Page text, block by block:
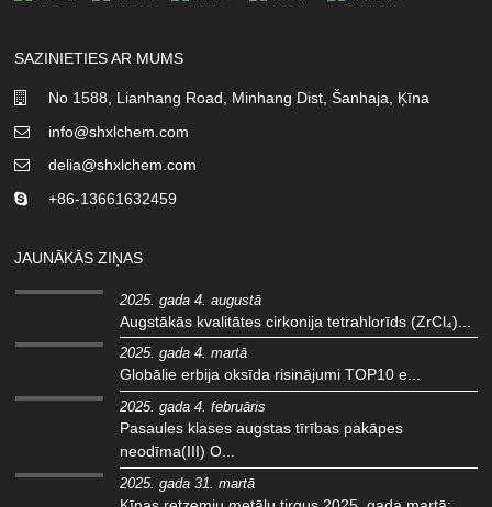
SAZINIETIES AR MUMS
No 1588, Lianhang Road, Minhang Dist, Šanhaja, Ķīna
info@shxlchem.com
delia@shxlchem.com
+86-13661632459
JAUNĀKĀS ZIŅAS
2025. gada 4. augustā
Augstākās kvalitātes cirkonija tetrahlorīds (ZrCl₄)...
2025. gada 4. martā
Globālie erbija oksīda risinājumi TOP10 e...
2025. gada 4. februāris
Pasaules klases augstas tīrības pakāpes
neodīma(III) O...
2025. gada 31. martā